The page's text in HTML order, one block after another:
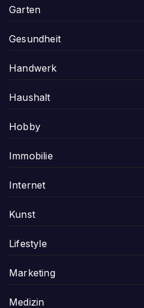
Garten
Gesundheit
Handwerk
Haushalt
Hobby
Immobilie
Internet
Kunst
Lifestyle
Marketing
Medizin